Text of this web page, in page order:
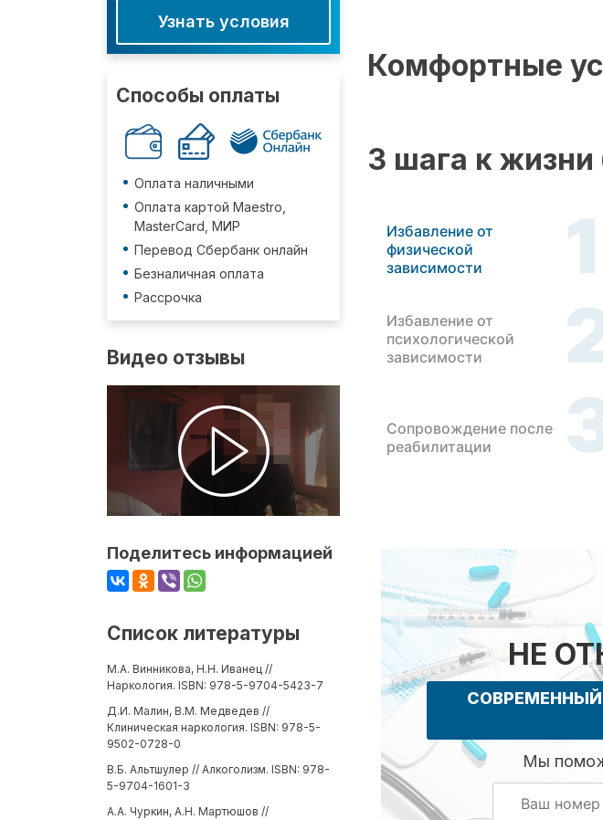
Узнать условия
Способы оплаты
Оплата наличными
Оплата картой Maestro,
MasterCard, МИР
Перевод Сбербанк онлайн
Безналичная оплата
Рассрочка
Видео отзывы
Поделитесь информацией
Список литературы
М.А. Винникова, Н.Н. Иванец //
Наркология. ISBN: 978-5-9704-5423-7
Д.И. Малин, В.М. Медведев //
Клиническая наркология. ISBN: 978-5-
9502-0728-0
В.Б. Альтшулер // Алкоголизм. ISBN: 978-
5-9704-1601-3
А.А. Чуркин, А.Н. Мартюшов //
Комфортные
3 шага к жизни
Избавление от
физической
зависимости
1
Избавление от
психологической
зависимости
Сопровождение после
реабилитации
НЕ
Мы